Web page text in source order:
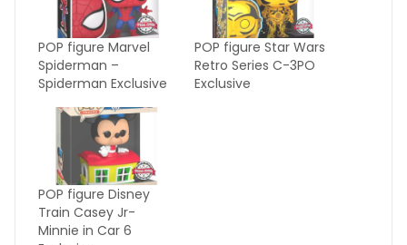
POP figure Marvel
Spiderman –
Spiderman Exclusive
POP figure Star Wars
Retro Series C-3PO
Exclusive
POP figure Disney
Train Casey Jr-
Minnie in Car 6